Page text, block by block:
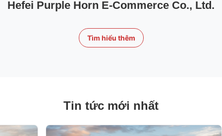
Hefei Purple Horn E-Commerce Co., Ltd.
Tìm hiểu thêm
Tin tức mới nhất